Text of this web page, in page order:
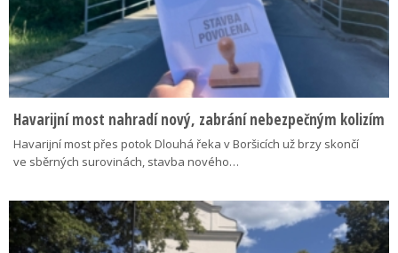
Havarijní most nahradí nový, zabrání nebezpečným kolizím
Havarijní most přes potok Dlouhá řeka v Boršicích už brzy skončí
ve sběrných surovinách, stavba nového…